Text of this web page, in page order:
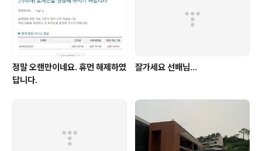
정말 오랜만이네요. 휴먼 해제하였
답니다.
잘가세요 선배님...